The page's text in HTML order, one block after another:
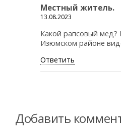
Местный житель.
13.08.2023
Какой рапсовый мед?
Изюмском районе
Ответить
Добавить